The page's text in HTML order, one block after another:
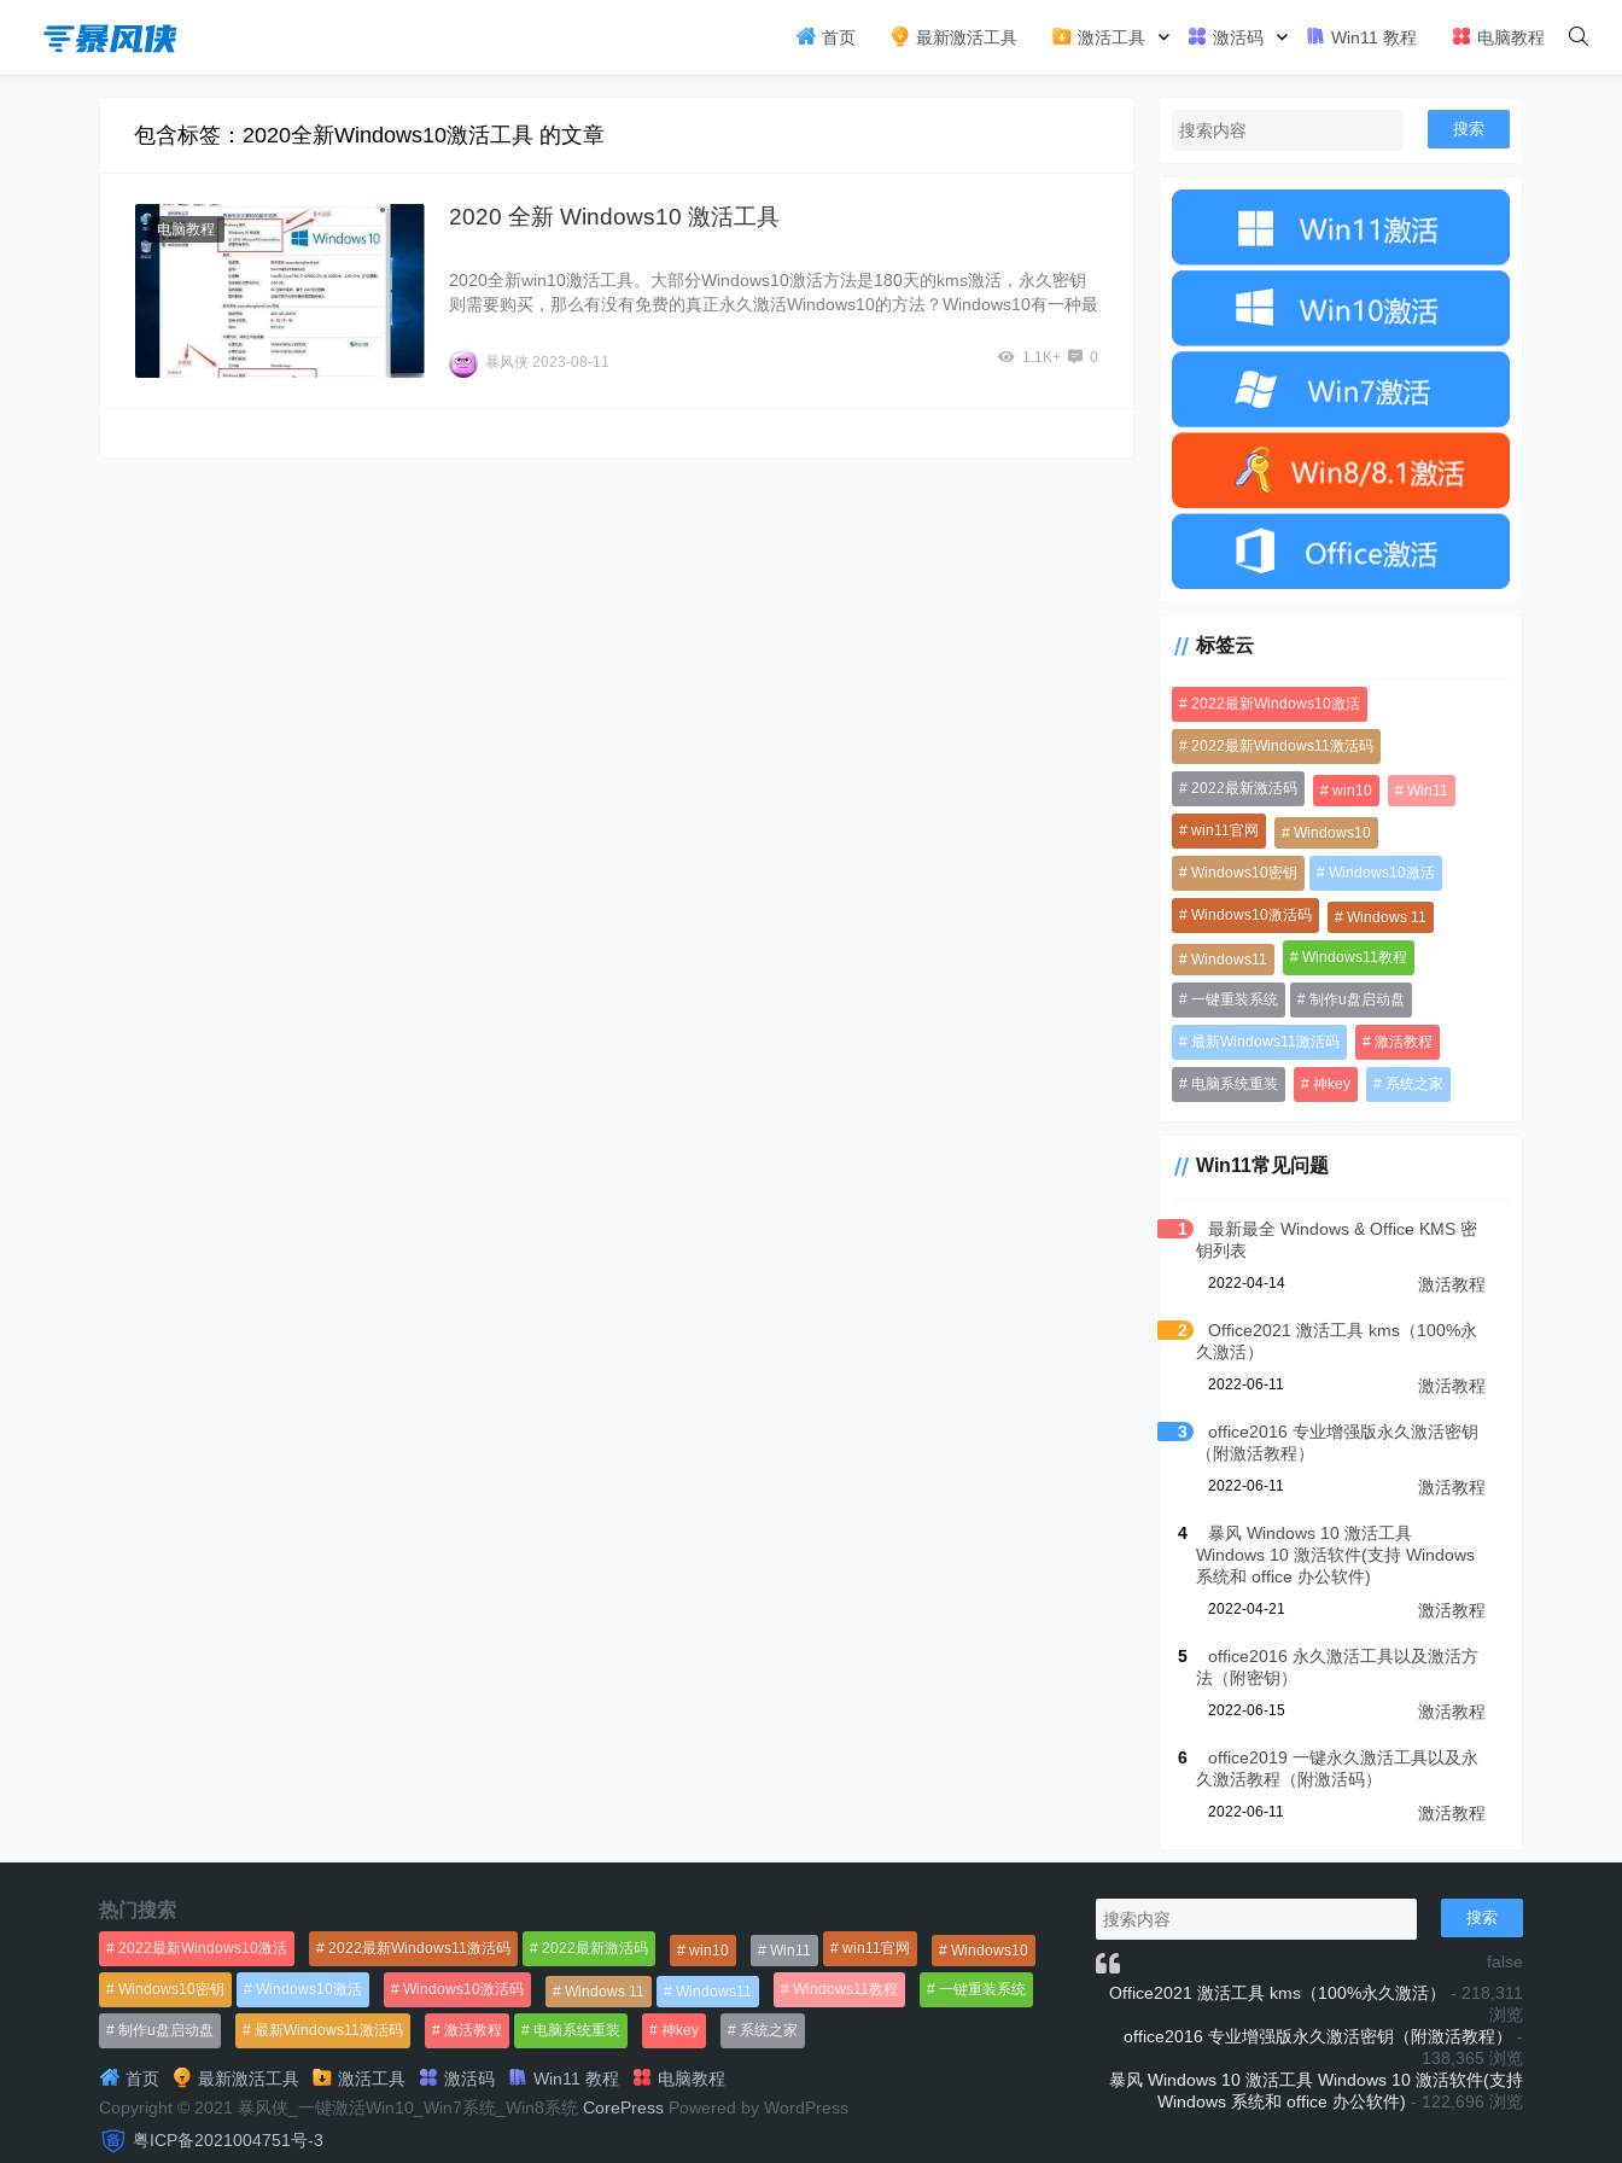
首页 最新激活工具 激活工具 激活码 Win11 教程 电脑教程
包含标签：2020全新Windows10激活工具 的文章
电脑教程 2020 全新 Windows10 激活工具
2020全新win10激活工具。大部分Windows10激活方法是180天的kms激活，永久密钥
则需要购买，那么有没有免费的真正永久激活Windows10的方法？Windows10有一种最
ws10激活工具。
暴风侠 2023-08-11 1.1K+ 0
搜索
标签云
2022最新Windows10激活
2022最新Windows11激活码
2022最新激活码 win10 Win11
win11官网 Windows10
Windows10密钥 Windows10激活
Windows10激活码 Windows 11
Windows11 Windows11教程
一键重装系统 制作u盘启动盘
最新Windows11激活码 激活教程
电脑系统重装 神key 系统之家
Win11常见问题
1
最新最全 Windows & Office KMS 密
钥列表
2022-04-14 激活教程
2
Office2021 激活工具 kms（100%永
久激活）
2022-06-11 激活教程
3
office2016 专业增强版永久激活密钥
（附激活教程）
2022-06-11 激活教程
4
暴风 Windows 10 激活工具
Windows 10 激活软件(支持 Windows
系统和 office 办公软件)
2022-04-21 激活教程
5
office2016 永久激活工具以及激活方
法（附密钥）
2022-06-15 激活教程
6
office2019 一键永久激活工具以及永
久激活教程（附激活码）
2022-06-11 激活教程
热门搜索
2022最新Windows10激活 2022最新Windows11激活码 2022最新激活码 win10 Win11 win11官网 Windows10
Windows10密钥 Windows10激活 Windows10激活码 Windows 11 Windows11 Windows11教程 一键重装系统
制作u盘启动盘 最新Windows11激活码 激活教程 电脑系统重装 神key 系统之家
首页 最新激活工具 激活工具 激活码 Win11 教程
电脑教程
Copyright © 2021 暴风侠_一键激活Win10_Win7系统_Win8系统 CorePress Powered by WordPress
粤ICP备2021004751号-3
搜索
false
Office2021 激活工具 kms（100%永久激活）
- 218,311
浏览
office2016 专业增强版永久激活密钥（附激活教程）
-
138,365 浏览
暴风 Windows 10 激活工具 Windows 10 激活软件(支持
Windows 系统和 office 办公软件) - 122,696 浏览